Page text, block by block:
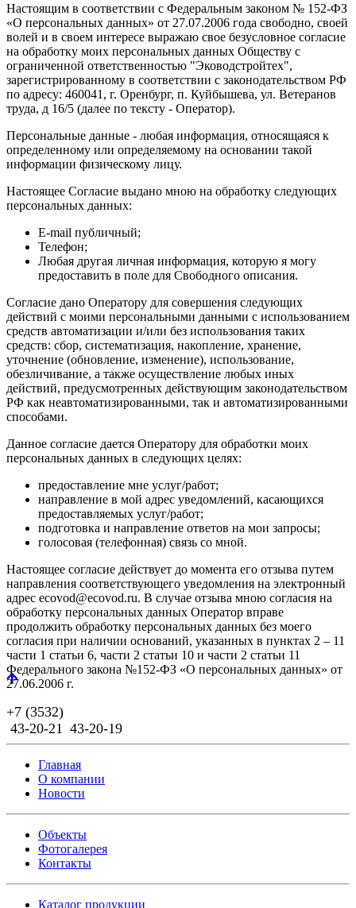
Настоящим в соответствии с Федеральным законом № 152-ФЗ
«О персональных данных» от 27.07.2006 года свободно, своей
волей и в своем интересе выражаю свое безусловное согласие
на обработку моих персональных данных Обществу с
ограниченной ответственностью "Эководстройтех",
зарегистрированному в соответствии с законодательством РФ
по адресу: 460041, г. Оренбург, п. Куйбышева, ул. Ветеранов
труда, д 16/5 (далее по тексту - Оператор).
Персональные данные - любая информация, относящаяся к
определенному или определяемому на основании такой
информации физическому лицу.
Настоящее Согласие выдано мною на обработку следующих
персональных данных:
E-mail публичный;
Телефон;
Любая другая личная информация, которую я могу
предоставить в поле для Свободного описания.
Согласие дано Оператору для совершения следующих
действий с моими персональными данными с использованием
средств автоматизации и/или без использования таких
средств: сбор, систематизация, накопление, хранение,
уточнение (обновление, изменение), использование,
обезличивание, а также осуществление любых иных
действий, предусмотренных действующим законодательством
РФ как неавтоматизированными, так и автоматизированными
способами.
Данное согласие дается Оператору для обработки моих
персональных данных в следующих целях:
предоставление мне услуг/работ;
направление в мой адрес уведомлений, касающихся
предоставляемых услуг/работ;
подготовка и направление ответов на мои запросы;
голосовая (телефонная) связь со мной.
Настоящее согласие действует до момента его отзыва путем
направления соответствующего уведомления на электронный
адрес ecovod@ecovod.ru. В случае отзыва мною согласия на
обработку персональных данных Оператор вправе
продолжить обработку персональных данных без моего
согласия при наличии оснований, указанных в пунктах 2 – 11
части 1 статьи 6, части 2 статьи 10 и части 2 статьи 11
Федерального закона №152-ФЗ «О персональных данных» от
27.06.2006 г.
+7 (3532)
43-20-21 43-20-19
Главная
О компании
Новости
Объекты
Фотогалерея
Контакты
Каталог продукции